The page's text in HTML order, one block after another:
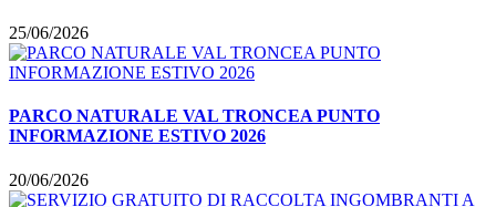
25/06/2026
PARCO NATURALE VAL TRONCEA PUNTO
INFORMAZIONE ESTIVO 2026
20/06/2026